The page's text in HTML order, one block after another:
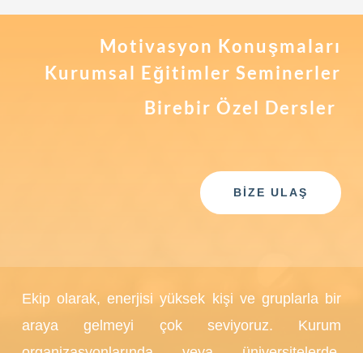
Motivasyon Konuşmaları
Kurumsal Eğitimler Seminerler
Birebir Özel Dersler
BİZE ULAŞ
Ekip olarak, enerjisi yüksek kişi ve gruplarla bir
araya gelmeyi çok seviyoruz. Kurum